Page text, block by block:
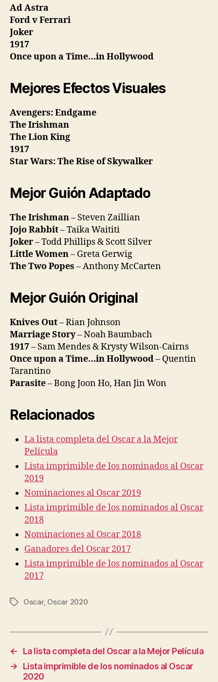
Ad Astra
Ford v Ferrari
Joker
1917
Once upon a Time…in Hollywood
Mejores Efectos Visuales
Avengers: Endgame
The Irishman
The Lion King
1917
Star Wars: The Rise of Skywalker
Mejor Guión Adaptado
The Irishman– Steven Zaillian
Jojo Rabbit– Taika Waititi
Joker– Todd Phillips & Scott Silver
Little Women– Greta Gerwig
The Two Popes – Anthony McCarten
Mejor Guión Original
Knives Out– Rian Johnson
Marriage Story– Noah Baumbach
1917– Sam Mendes & Krysty Wilson-Cairns
Once upon a Time…in Hollywood– Quentin
Tarantino
Parasite– Bong Joon Ho, Han Jin Won
Relacionados
La lista completa del Oscar a la Mejor
Película
Lista imprimible de los nominados al Oscar
2019
Nominaciones al Oscar 2019
Lista imprimible de los nominados al Oscar
2018
Nominaciones al Oscar 2018
Ganadores del Oscar 2017
Lista imprimible de los nominados al Oscar
2017
Etiquetas
Oscar, Oscar 2020
←
La lista completa del Oscar a la Mejor Película
→
Lista imprimible de los nominados al Oscar
2020